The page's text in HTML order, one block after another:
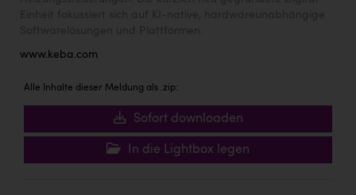
www.keba.com
Alle Inhalte dieser Meldung als .zip:
Sofort downloaden
In die Lightbox legen